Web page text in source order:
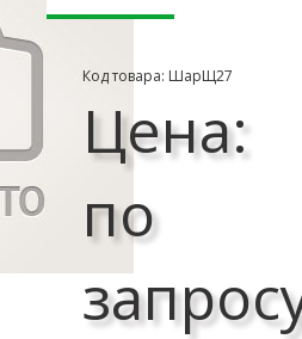
Код товара: ШарЩ27
Цена:
по